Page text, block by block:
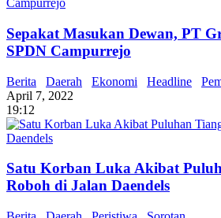
Sepakat Masukan Dewan, PT
SPDN Campurrejo
Berita Daerah Ekonomi Headline
April 7, 2022
19:12
Satu Korban Luka Akibat
Roboh di Jalan Daendels